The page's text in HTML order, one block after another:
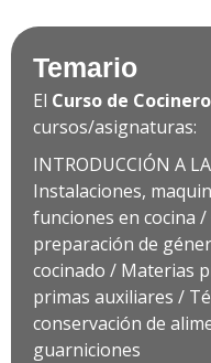
Temario
El Curso de
cursos/asignaturas:
INTRODUCCIÓN A
Instalaciones,
funciones en cocina
preparación de
cocinado / Materias
primas auxiliares /
conservación de
guarniciones